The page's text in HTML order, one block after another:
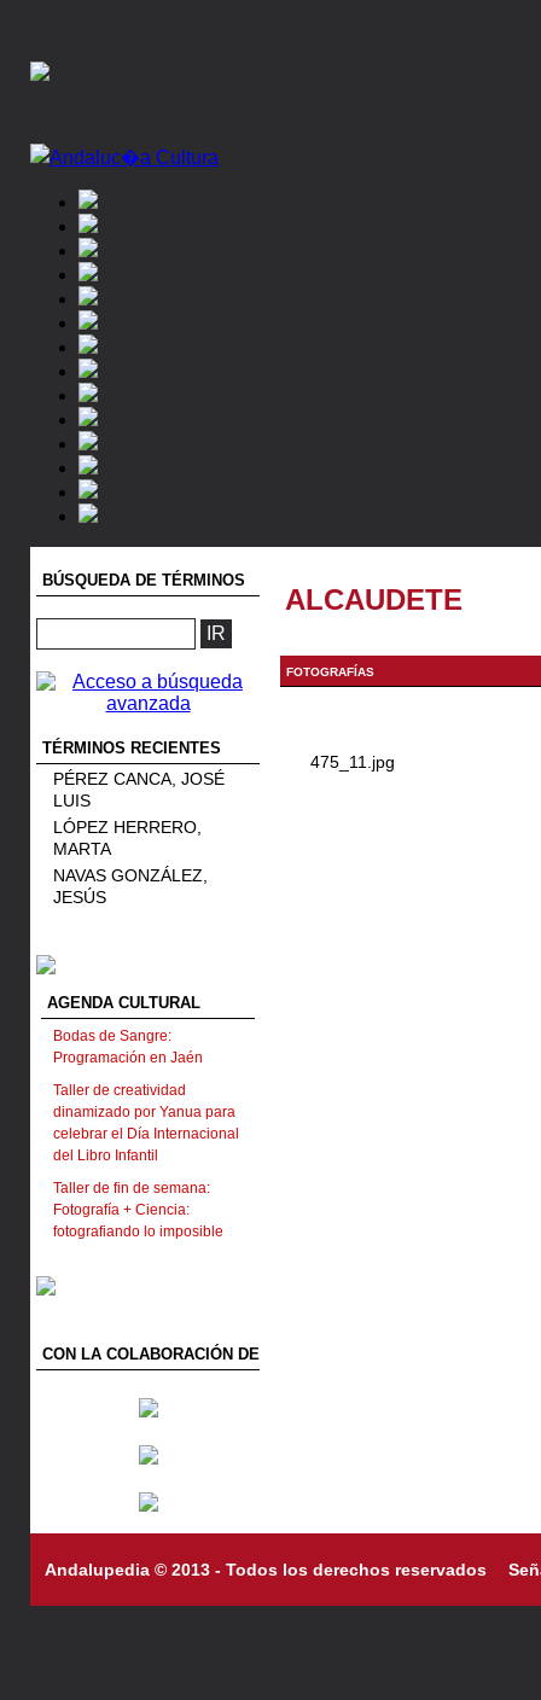
BÚSQUEDA DE TÉRMINOS
TÉRMINOS RECIENTES
PÉREZ CANCA, JOSÉ
LUIS
LÓPEZ HERRERO,
MARTA
NAVAS GONZÁLEZ,
JESÚS
AGENDA CULTURAL
Bodas de Sangre:
Programación en Jaén
Taller de creatividad
dinamizado por Yanua para
celebrar el Día Internacional
del Libro Infantil
Taller de fin de semana:
Fotografía + Ciencia:
fotografiando lo imposible
CON LA COLABORACIÓN DE
ALCAUDETE
FOTOGRAFÍAS
475_11.jpg
Andalupedia © 2013 - Todos los derechos reservados